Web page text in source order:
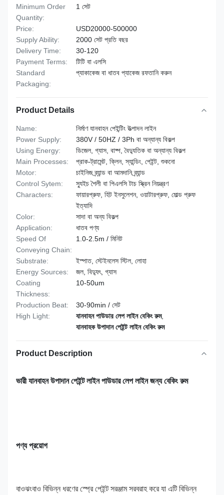
Minimum Order
Quantity:
1 সেট
Price:
USD20000-500000
Supply Ability:
2000 সেট প্রতি বছর
Delivery Time:
30-120
Payment Terms:
টিটি বা এলসি
Standard
Packaging:
প্যাকাকেজ বা ধাতব প্যাকেজ রফতানি করুন
Product Details
Name:
নির্মাণ যানবাহন পেইন্টিং উত্পাদন লাইন
Power Supply:
380V / 50HZ / 3Ph বা অন্যান্য বিকল্প
Using Energy:
ডিজেল, গ্যাস, বাষ্প, বৈদ্যুতিক বা অন্যান্য বিকল্প
Main Processes:
প্রাক-ট্রামেন্ট, ক্লিন, স্যান্ডিং, পেইন্ট, শুকনো
Motor:
চাইনিজ ব্র্যান্ড বা আমদানি ব্র্যান্ড
Control Sytem:
স্যুইচ শৈলী বা পিএলসি টাচ স্ক্রিন নিয়ন্ত্রণ
Characters:
ফায়ারপ্রুফ, হিট ইনসুলেশন, ওয়াটারপ্রুফ, মোল্ড প্রুফ
ইত্যাদি
Color:
সাদা বা অন্য বিকল্প
Application:
ধাতব পণ্য
Speed Of
Conveying Chain:
1.0-2.5m / মিনিট
Substrate:
ইস্পাত, স্টেইনলেস স্টিল, লোহা
Energy Sources:
জল, বিদ্যুৎ, গ্যাস
Coating
Thickness:
10-50um
Production Beat:
30-90min / সেট
High Light:
যানবাহন পাউডার লেপ লাইন বেকিং রুম,
যানবাহক উপাদান পেইন্ট লাইন বেকিং রুম
Product Description
ভারী যানবাহন উপাদান পেইন্ট লাইন পাউডার লেপ লাইন জন্য বেকিং রুম
পণ্য প্রয়োগ
বাওঝংবাও বিভিন্ন ধরণের স্প্রে পেইন্ট সরঞ্জাম সরবরাহ করে যা এটি বিভিন্ন